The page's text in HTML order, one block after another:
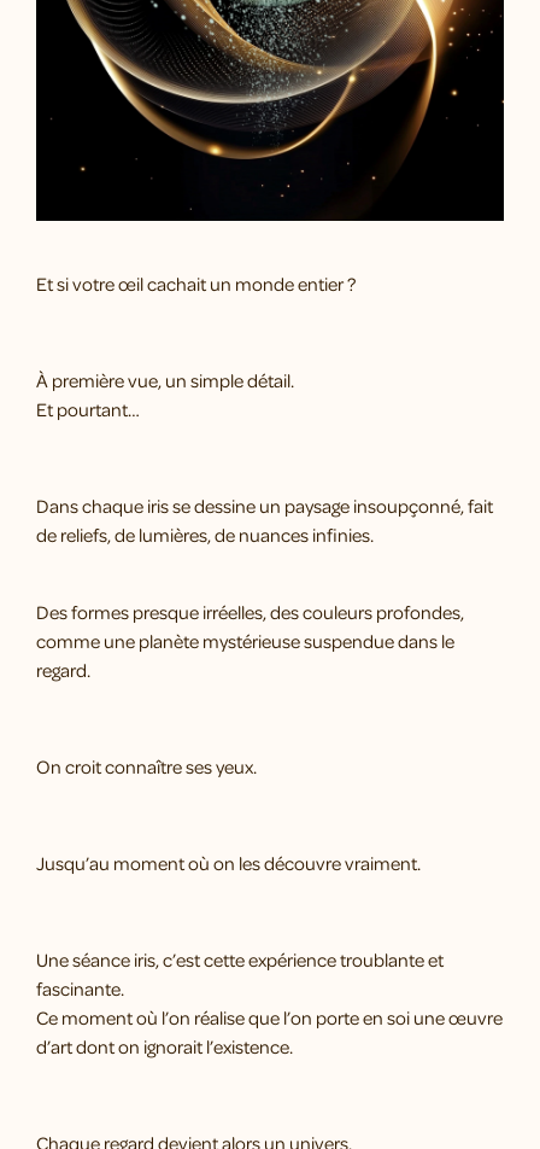
Et si votre œil cachait un monde entier ?
À première vue, un simple détail.
Et pourtant…
Dans chaque iris se dessine un paysage insoupçonné, fait
de reliefs, de lumières, de nuances infinies.
Des formes presque irréelles, des couleurs profondes,
comme une planète mystérieuse suspendue dans le
regard.
On croit connaître ses yeux.
Jusqu’au moment où on les découvre vraiment.
Une séance iris, c’est cette expérience troublante et
fascinante.
Ce moment où l’on réalise que l’on porte en soi une œuvre
d’art dont on ignorait l’existence.
Chaque regard devient alors un univers.